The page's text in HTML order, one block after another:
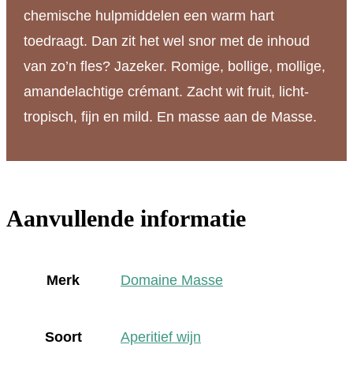
chemische hulpmiddelen een warm hart
toedraagt. Dan zit het wel snor met de inhoud
van zo’n fles? Jazeker. Romige, bollige, mollige,
amandelachtige crémant. Zacht wit fruit, licht-
tropisch, fijn en mild. En masse aan de Masse.
Aanvullende informatie
Merk Domaine Masse
Soort Aperitief wijn